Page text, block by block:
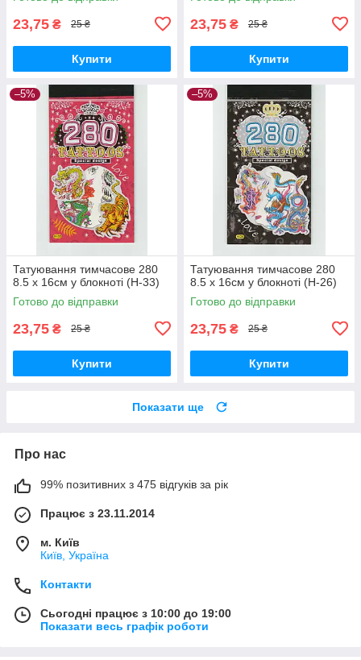
23,75 ₴ 25 ₴
Купити
23,75 ₴ 25 ₴
Купити
–5%
Татуювання тимчасове 280
8.5 х 16см у блокноті (H-33)
Готово до відправки
23,75 ₴ 25 ₴
Купити
–5%
Татуювання тимчасове 280
8.5 х 16см у блокноті (H-26)
Готово до відправки
23,75 ₴ 25 ₴
Купити
Показати ще
Про нас
99% позитивних з 475 відгуків за рік
Працює з 23.11.2014
м. Київ
Київ, Україна
Контакти
Сьогодні працює з 10:00 до 19:00
Показати весь графік роботи